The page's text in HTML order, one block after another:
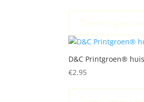
D&C Printgroen®
€2.95